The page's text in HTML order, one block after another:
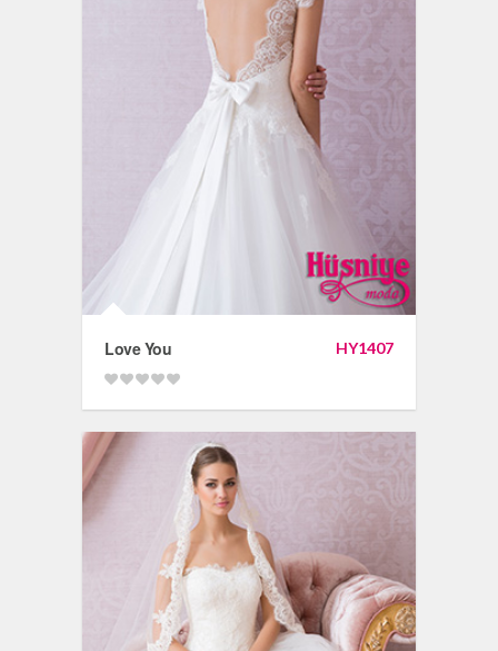
HY1407
Love You